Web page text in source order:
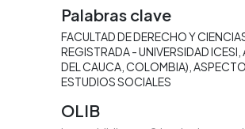
Palabras clave
FACULTAD DE DERECHO Y
REGISTRADA - UNIVERSIDAD ICESI
DEL CAUCA, COLOMBIA)
ESTUDIOS SOCIALES
OLIB